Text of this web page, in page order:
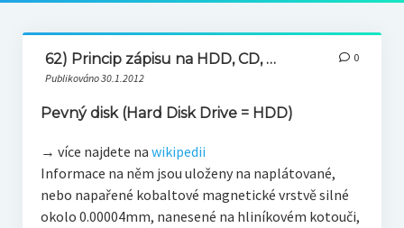
62) Princip zápisu na HDD, CD, …
Publikováno 30.1.2012
0
Pevný disk (Hard Disk Drive = HDD)
→ více najdete na wikipedii
Informace na něm jsou uloženy na naplátované,
nebo napařené kobaltové magnetické vrstvě silné
okolo 0.00004mm, nanesené na hliníkovém kotouči,